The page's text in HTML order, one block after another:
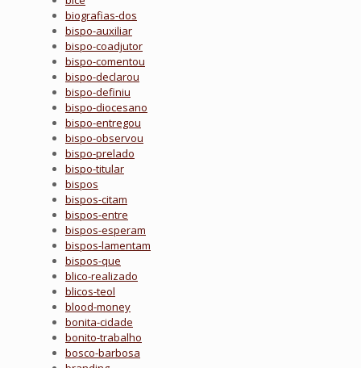
biografias-dos
bispo-auxiliar
bispo-coadjutor
bispo-comentou
bispo-declarou
bispo-definiu
bispo-diocesano
bispo-entregou
bispo-observou
bispo-prelado
bispo-titular
bispos
bispos-citam
bispos-entre
bispos-esperam
bispos-lamentam
bispos-que
blico-realizado
blicos-teol
blood-money
bonita-cidade
bonito-trabalho
bosco-barbosa